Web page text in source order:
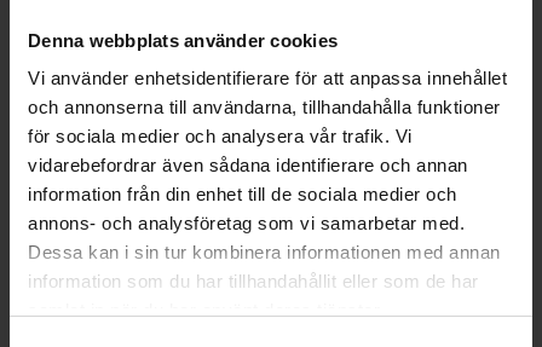
Denna webbplats använder cookies
Vi använder enhetsidentifierare för att anpassa innehållet
och annonserna till användarna, tillhandahålla funktioner
för sociala medier och analysera vår trafik. Vi
vidarebefordrar även sådana identifierare och annan
information från din enhet till de sociala medier och
annons- och analysföretag som vi samarbetar med.
Dessa kan i sin tur kombinera informationen med annan
information som du har tillhandahållit eller som de har